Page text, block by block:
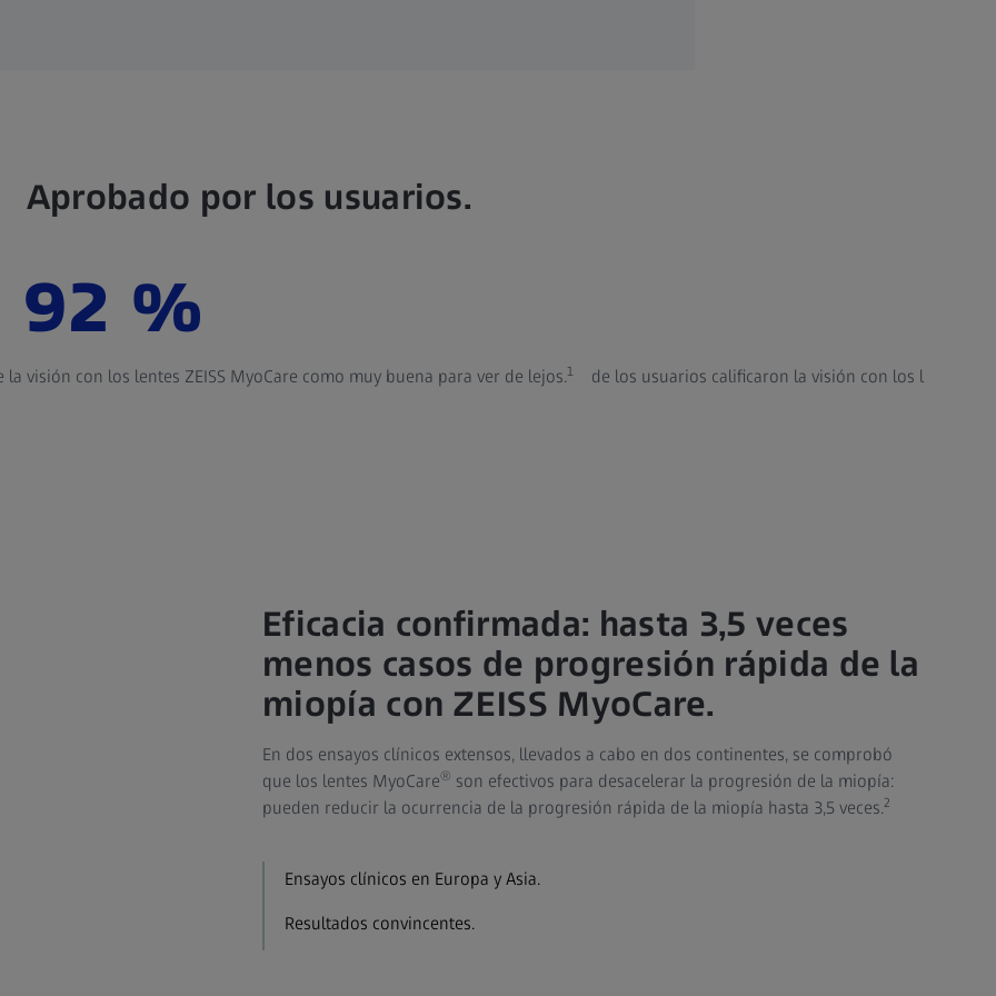
Aprobado por los usuarios.
92 %
visión con los lentes ZEISS MyoCare como muy buena para ver de lejos.1 de los usuarios calificaron la visión con los lentes
Eficacia confirmada: hasta 3,5 veces
menos casos de progresión rápida de la
miopía con ZEISS MyoCare.
En dos ensayos clínicos extensos, llevados a cabo en dos continentes, se comprobó
que los lentes MyoCare® son efectivos para desacelerar la progresión de la miopía:
pueden reducir la ocurrencia de la progresión rápida de la miopía hasta 3,5 veces.2
Ensayos clínicos en Europa y Asia.
Resultados convincentes.